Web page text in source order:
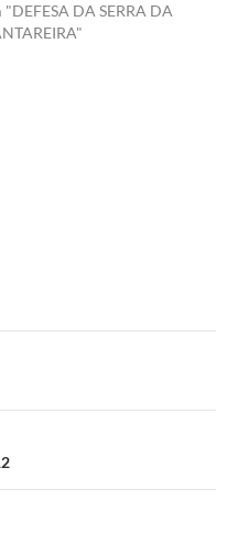
"DEFESA DA SERRA DA